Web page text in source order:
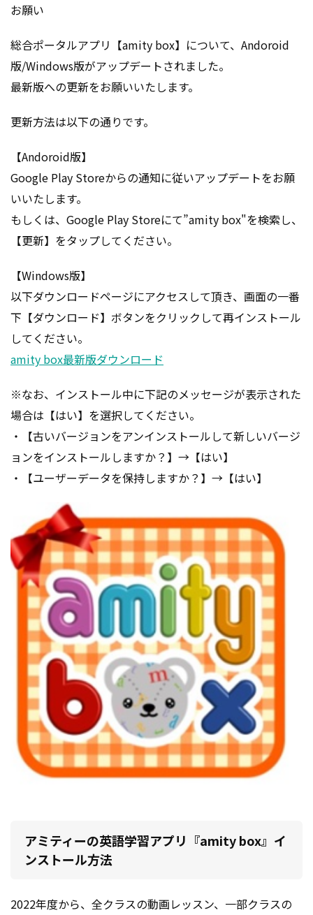
お願い
総合ポータルアプリ【amity box】について、Andoroid
版/Windows版がアップデートされました。
最新版への更新をお願いいたします。
更新方法は以下の通りです。
【Andoroid版】
Google Play Storeからの通知に従いアップデートをお願
いいたします。
もしくは、Google Play Storeにて”amity box"を検索し、
【更新】をタップしてください。
【Windows版】
以下ダウンロードページにアクセスして頂き、画面の一番
下【ダウンロード】ボタンをクリックして再インストール
してください。
amity box最新版ダウンロード
※なお、インストール中に下記のメッセージが表示された
場合は【はい】を選択してください。
・【古いバージョンをアンインストールして新しいバージ
ョンをインストールしますか？】→【はい】
・【ユーザーデータを保持しますか？】→【はい】
アミティーの英語学習アプリ『amity box』イ
ンストール方法
2022年度から、全クラスの動画レッスン、一部クラスの